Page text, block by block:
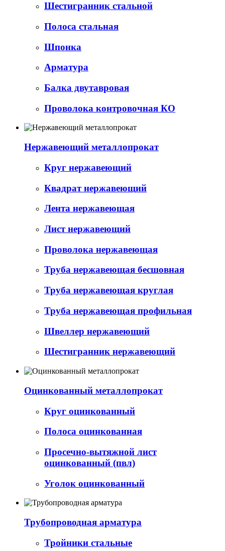
Шестигранник стальной
Полоса стальная
Шпонка
Арматура
Балка двутавровая
Проволока контровочная КО
Нержавеющий металлопрокат
Круг нержавеющий
Квадрат нержавеющий
Лента нержавеющая
Лист нержавеющий
Проволока нержавеющая
Труба нержавеющая бесшовная
Труба нержавеющая круглая
Труба нержавеющая профильная
Швеллер нержавеющий
Шестигранник нержавеющий
Оцинкованный металлопрокат
Круг оцинкованный
Полоса оцинкованная
Просечно-вытяжной лист
оцинкованный (пвл)
Уголок оцинкованный
Трубопроводная арматура
Тройники стальные